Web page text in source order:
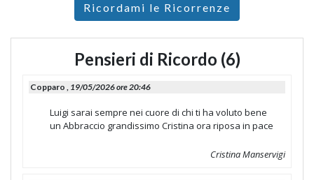
Ricordami le Ricorrenze
Pensieri di Ricordo (6)
Copparo , 19/05/2026 ore 20:46
Luigi sarai sempre nei cuore di chi ti ha voluto bene
un Abbraccio grandissimo Cristina ora riposa in pace
Cristina Manservigi